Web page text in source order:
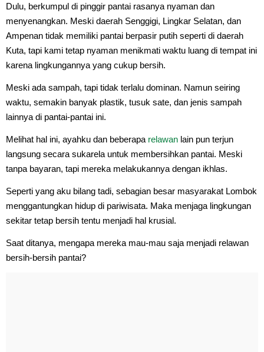
Dulu, berkumpul di pinggir pantai rasanya nyaman dan
menyenangkan. Meski daerah Senggigi, Lingkar Selatan, dan
Ampenan tidak memiliki pantai berpasir putih seperti di daerah
Kuta, tapi kami tetap nyaman menikmati waktu luang di tempat ini
karena lingkungannya yang cukup bersih.
Meski ada sampah, tapi tidak terlalu dominan. Namun seiring
waktu, semakin banyak plastik, tusuk sate, dan jenis sampah
lainnya di pantai-pantai ini.
Melihat hal ini, ayahku dan beberapa relawan lain pun terjun
langsung secara sukarela untuk membersihkan pantai. Meski
tanpa bayaran, tapi mereka melakukannya dengan ikhlas.
Seperti yang aku bilang tadi, sebagian besar masyarakat Lombok
menggantungkan hidup di pariwisata. Maka menjaga lingkungan
sekitar tetap bersih tentu menjadi hal krusial.
Saat ditanya, mengapa mereka mau-mau saja menjadi relawan
bersih-bersih pantai?